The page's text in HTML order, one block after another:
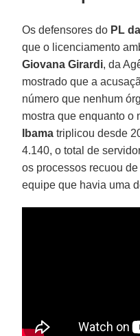
Os defensores do PL
que o licenciamento
Giovana Girardi, da
mostrado que a
número que nenhum
mostra que enquanto o
Ibama triplicou desde
4.140, o total de
os processos recuou
equipe que havia uma